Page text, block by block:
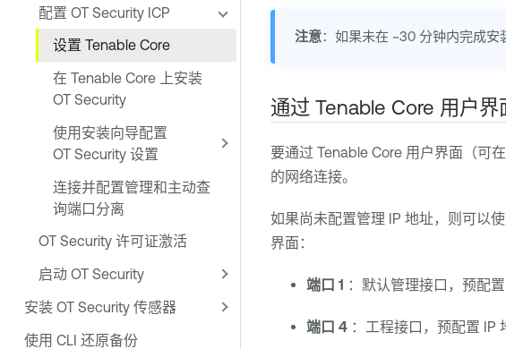
配置 OT Security ICP
设置 Tenable Core
在 Tenable Core 上安装
OT Security
使用安装向导配置
OT Security 设置
连接并配置管理和主动查
询端口分离
OT Security 许可证激活
启动 OT Security
安装 OT Security 传感器
使用 CLI 还原备份
注意：如果未在 ~30 分钟内完成安
通过 Tenable Core 用户界
要通过 Tenable Core用户界面（可
的网络连接。
如果尚未配置管理 IP 地址，则可以
界面：
端口 1 ：默认管理接口，预配置
端口 4 ：工程接口，预配置 IP